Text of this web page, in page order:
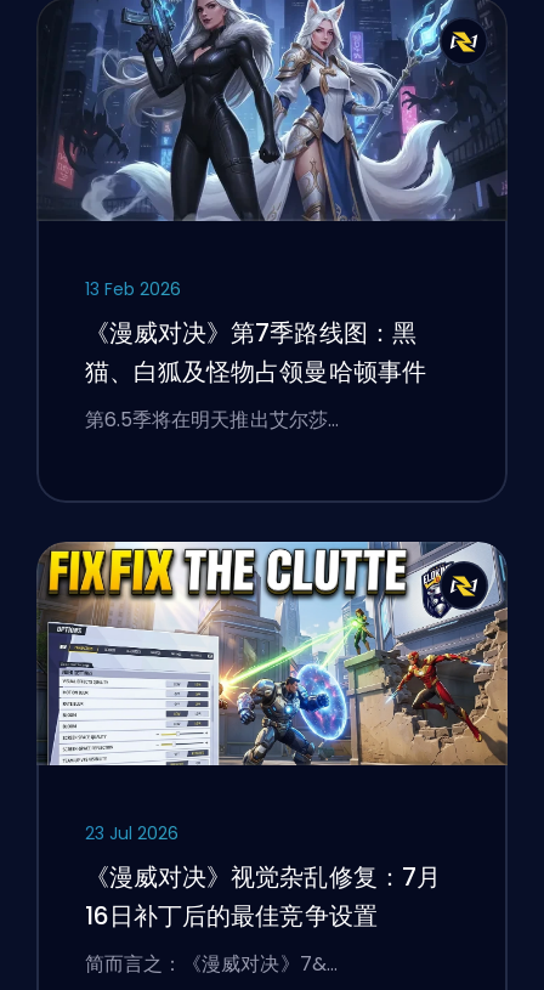
13 Feb 2026
《漫威对决》第7季路线图：黑
猫、白狐及怪物占领曼哈顿事件
第6.5季将在明天推出艾尔莎…
23 Jul 2026
《漫威对决》视觉杂乱修复：7月
16日补丁后的最佳竞争设置
简而言之：《漫威对决》7&…